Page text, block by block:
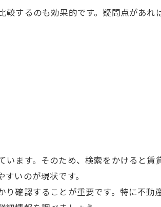
するのも効果的です。疑問点があれ
ます。そのため、検索をかけると賃
いのが現状です。
確認することが重要です。特に不動